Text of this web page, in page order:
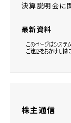
決算説明会に
最新資料
株主通信